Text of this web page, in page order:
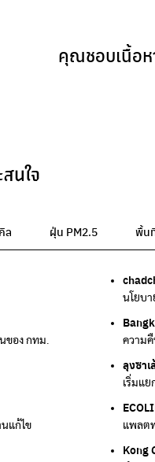
คุณชอบเนื้อห
นใจ
ล ฝุ่น PM2.5 พื้น
นโยบ
ของ กทม. ความ
ลุงซา
เริ่มแ
แก้ไข แพลต
Kong
BKK
กรุงเท
บบ แอปแย
อากาศ น้ำ และเสียง
มูลนิธิ
สร้างโ
ขยะ แพลต
รายง
อากาศ น้ำ และเสียง
Line
แจ้งเ
สำนัก
ศูนย์ข้
โครงก
นที่สีเขียว ศูนย์อ
แวดล้อม
และสิ่งแวดล้อม เรื่องร
เพจรณ
ริ้นท์
กรมอุ
กรมค
Thailand
35
โครงก